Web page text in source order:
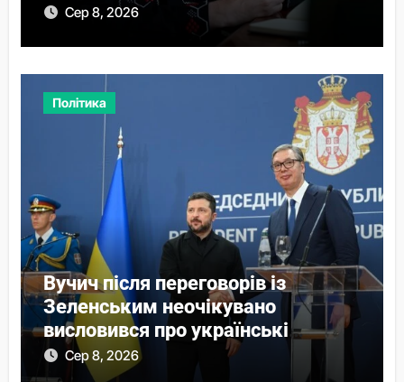
Сер 8, 2026
Політика
Вучич після переговорів із
Зеленським неочікувано
висловився про українські
території
Сер 8, 2026